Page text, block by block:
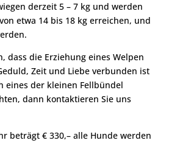
derzeit 5 – 7 kg und werden
etwa 14 bis 18 kg erreichen, und
dass die Erziehung eines Welpen
Zeit und Liebe verbunden ist
eines der kleinen Fellbündel
dann kontaktieren Sie uns
beträgt € 330,– alle Hunde werden